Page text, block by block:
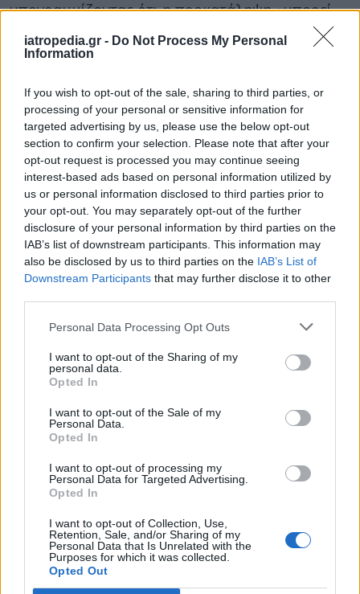
iatropedia.gr - Do Not Process My Personal
Information
If you wish to opt-out of the sale, sharing to third parties, or
processing of your personal or sensitive information for
targeted advertising by us, please use the below opt-out
section to confirm your selection. Please note that after your
opt-out request is processed you may continue seeing
interest-based ads based on personal information utilized by
us or personal information disclosed to third parties prior to
your opt-out. You may separately opt-out of the further
disclosure of your personal information by third parties on the
IAB’s list of downstream participants. This information may
also be disclosed by us to third parties on the IAB’s List of
Downstream Participants that may further disclose it to other
Personal Data Processing Opt Outs
I want to opt-out of the Sharing of my
personal data.
Opted In
I want to opt-out of the Sale of my
Personal Data.
Opted In
I want to opt-out of processing my
Personal Data for Targeted Advertising.
Opted In
I want to opt-out of Collection, Use,
Retention, Sale, and/or Sharing of my
Personal Data that Is Unrelated with the
Purposes for which it was collected.
Opted Out
υπογραμμίζοντας ότι η προκατάληψη «μπορεί
παρατηρήθηκε» στη μελέτη.
αίσθηση που υπάρχει πως ο πόνος των
γυναικών συχνά λαμβάνεται λιγότερο σοβαρά
υπόψη, κάτι που πρέπει να αλλάξει.
Φωτογραφία:iStock
ΔΙΑΒΑΣΤΕ ΕΠΙΣΗΣ:
Φάρμακα αδυνατίσματος: Τι θα συμβεί αν τα
κόψετε
Συνεχίζονται οι ελλείψεις σε Ozempic, Victoza:
νέους ασθενείς
Νέα μελέτη επιβεβαιώνει ότι ευρέως
χρησιμοποιούμενο γλυκαντικό μπορεί να είναι
επικίνδυνο για την καρδιά